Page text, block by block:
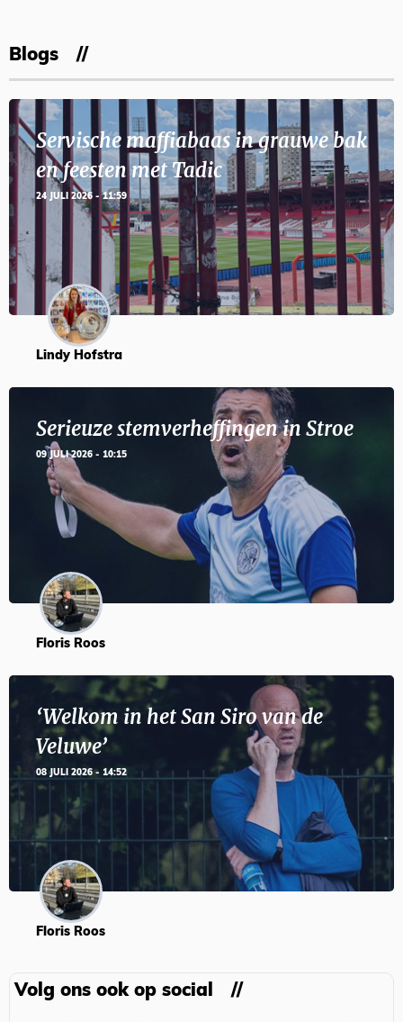
Blogs
Servische maffiabaas in grauwe bak
en feesten met Tadic
24 JULI 2026 - 11:59
Lindy Hofstra
Serieuze stemverheffingen in Stroe
09 JULI 2026 - 10:15
Floris Roos
‘Welkom in het San Siro van de
Veluwe’
08 JULI 2026 - 14:52
Floris Roos
Volg ons ook op social